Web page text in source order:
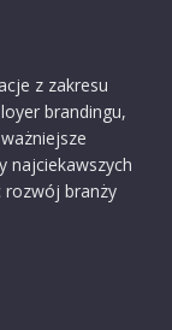
z zakresu
brandingu,
najciekawszych
rozwój branży